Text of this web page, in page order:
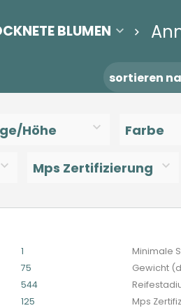
BLUMEN
sortieren
Höhe Farbe
Mps Zertifizierung
1 Minimale
75 Gewicht
544
125 Mps